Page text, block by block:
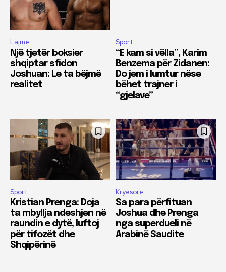
Lajme
Një tjetër boksier
shqiptar sfidon
Joshuan: Le ta bëjmë
realitet
Sport
“E kam si vëlla”, Karim
Benzema për Zidanen:
Do jem i lumtur nëse
bëhet trajner i
“gjelave”
Sport
Kristian Prenga: Doja
ta mbyllja ndeshjen në
raundin e dytë, luftoj
për tifozët dhe
Shqipërinë
Kryesore
Sa para përfituan
Joshua dhe Prenga
nga superdueli në
Arabinë Saudite